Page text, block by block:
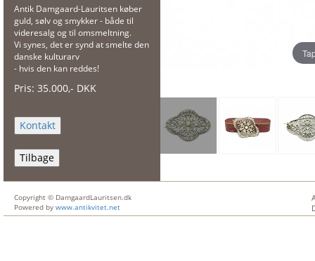
Antik Damgaard-Lauritsen køber
guld, sølv og smykker - både til
videresalg og til omsmeltning.
Vi synes, det er synd at smelte den
danske kulturarv
- hvis den kan reddes!
Pris: 35.000,- DKK
Tilbage
Copyright © DamgaardLauritsen.dk
Powered by www.antikvitet.net